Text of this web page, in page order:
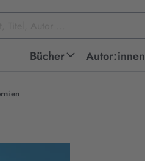
Bücher Autor:innen